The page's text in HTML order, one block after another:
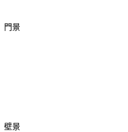
門景
壁景